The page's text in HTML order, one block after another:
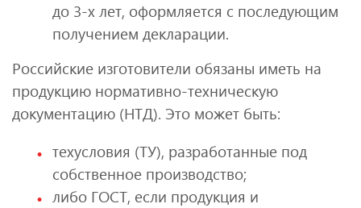
до 3-х лет, оформляется с последующим
получением декларации.
Российские изготовители обязаны иметь на
продукцию нормативно-техническую
документацию (НТД). Это может быть:
техусловия (ТУ), разработанные под
собственное производство;
либо ГОСТ, если продукция и